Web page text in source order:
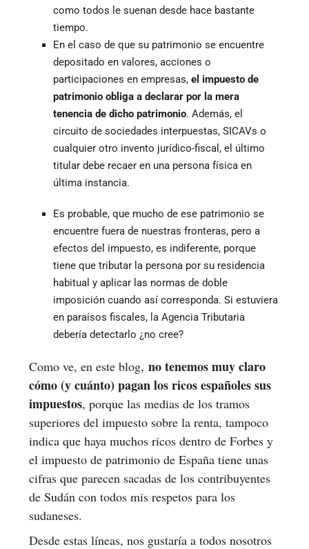
como todos le suenan desde hace bastante
tiempo.
En el caso de que su patrimonio se encuentre
depositado en valores, acciones o
participaciones en empresas, el impuesto de
patrimonio obliga a declarar por la mera
tenencia de dicho patrimonio. Además, el
circuito de sociedades interpuestas, SICAVs o
cualquier otro invento jurídico-fiscal, el último
titular debe recaer en una persona física en
última instancia.
Es probable, que mucho de ese patrimonio se
encuentre fuera de nuestras fronteras, pero a
efectos del impuesto, es indiferente, porque
tiene que tributar la persona por su residencia
habitual y aplicar las normas de doble
imposición cuando así corresponda. Si estuviera
en paraísos fiscales, la Agencia Tributaria
debería detectarlo ¿no cree?
Como ve, en este blog, no tenemos muy claro
cómo (y cuánto) pagan los ricos españoles sus
impuestos, porque las medias de los tramos
superiores del impuesto sobre la renta, tampoco
indica que haya muchos ricos dentro de Forbes y
el impuesto de patrimonio de España tiene unas
cifras que parecen sacadas de los contribuyentes
de Sudán con todos mis respetos para los
sudaneses.
Desde estas líneas, nos gustaría a todos nosotros